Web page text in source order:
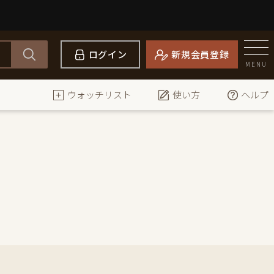
ログイン 新規会員登録
MENU
ウォッチリスト 使い方 ヘルプ